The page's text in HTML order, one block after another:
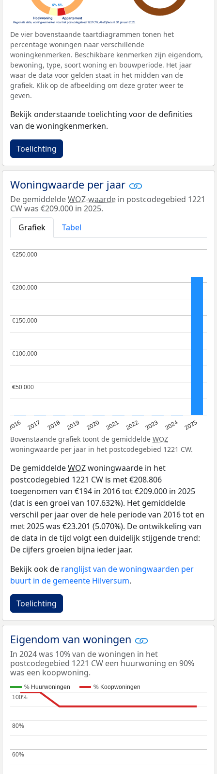
De vier bovenstaande taartdiagrammen tonen het
percentage woningen naar verschillende
woningkenmerken. Beschikbare kenmerken zijn eigendom,
bewoning, type, soort woning en bouwperiode. Het jaar
waar de data voor gelden staat in het midden van de
grafiek. Klik op de afbeelding om deze groter weer te
geven.
Bekijk onderstaande toelichting voor de definities
van de woningkenmerken.
Toelichting
Woningwaarde per jaar
De gemiddeldeWOZ-waarde in postcodegebied 1221
CW was €209.000 in 2025.
Grafiek
Tabel
2016 2017 2018 2019 2020 2021 2022 2023 2024 2025
€50.000
€50.000
€100.000
€100.000
€150.000
€150.000
€200.000
€200.000
€250.000
€250.000
Bovenstaande grafiek toont de gemiddelde WOZ
woningwaarde per jaar in het postcodegebied 1221 CW.
De gemiddeldeWOZwoningwaarde in het
postcodegebied 1221 CW is met €208.806
toegenomen van €194 in 2016 tot €209.000 in 2025
(dat is een groei van 107.632%). Het gemiddelde
verschil per jaar over de hele periode van 2016 tot en
met 2025 was €23.201 (5.070%). De ontwikkeling van
de data in de tijd volgt een duidelijk stijgende trend:
De cijfers groeien bijna ieder jaar.
Bekijk ook de ranglijst van de woningwaarden per
buurt in de gemeente Hilversum.
Toelichting
Eigendom van woningen
In 2024 was 10% van de woningen in het
postcodegebied 1221 CW een huurwoning en 90%
was een koopwoning.
% Huurwoningen % Koopwoningen
60%
60%
80%
80%
100%
100%